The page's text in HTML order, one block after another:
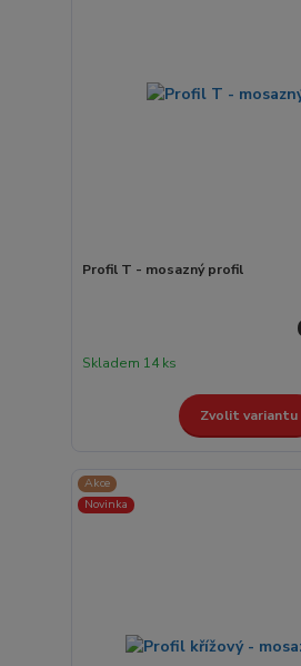
Profil T - mosazný profil
Skladem 14 ks
Zvolit variantu
Akce
Novinka